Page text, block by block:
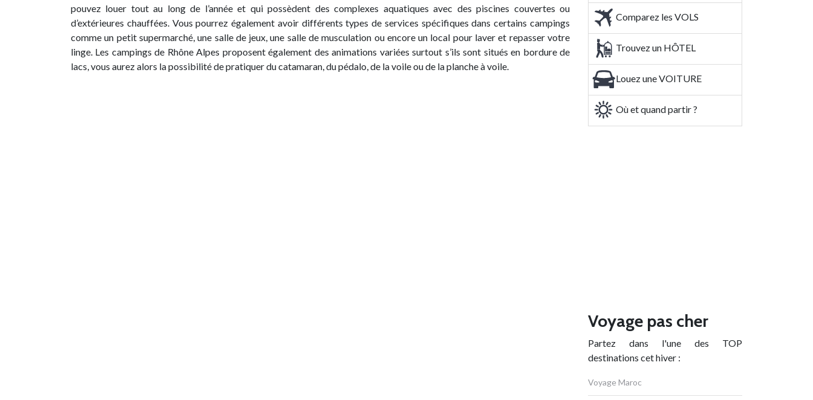
pouvez louer tout au long de l’année et qui possèdent des complexes aquatiques avec des piscines couvertes ou
d’extérieures chauffées. Vous pourrez également avoir différents types de services spécifiques dans certains campings
comme un petit supermarché, une salle de jeux, une salle de musculation ou encore un local pour laver et repasser votre
linge. Les campings de Rhône Alpes proposent également des animations variées surtout s’ils sont situés en bordure de
lacs, vous aurez alors la possibilité de pratiquer du catamaran, du pédalo, de la voile ou de la planche à voile.
Comparez les VOLS
Trouvez un HÔTEL
Louez une VOITURE
Où et quand partir ?
Voyage pas cher
Partez dans l'une des TOP
destinations cet hiver :
Voyage Maroc